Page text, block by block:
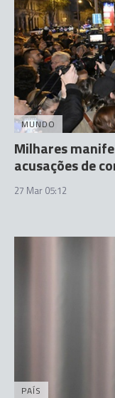
MUNDO
Milhares
acusações de
27 Mar 05:12
PAÍS